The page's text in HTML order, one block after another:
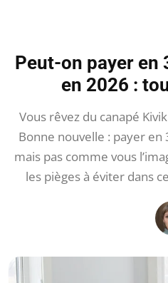
Peut-on payer en
en 2026 :
Vous rêvez du canapé
Bonne nouvelle : payer en
mais pas comme vous
les pièges à éviter dans